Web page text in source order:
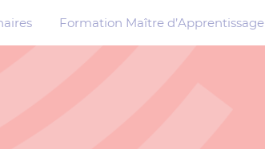
Formation Maître d’Apprentissage